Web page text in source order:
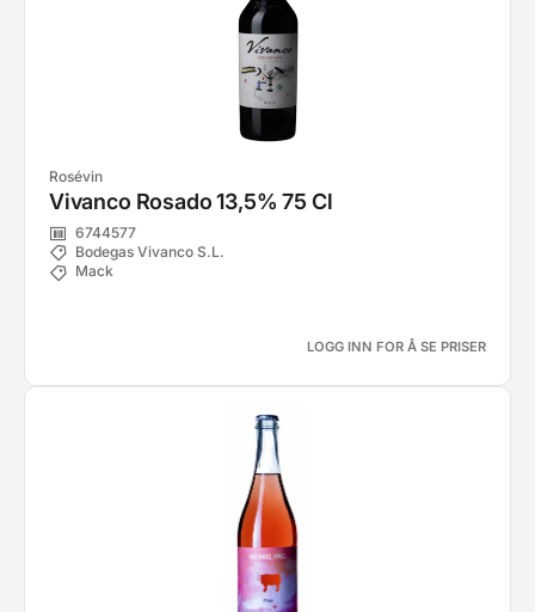
Rosévin
Vivanco Rosado 13,5% 75 Cl
6744577
Bodegas Vivanco S.L.
Mack
LOGG INN FOR Å SE PRISER